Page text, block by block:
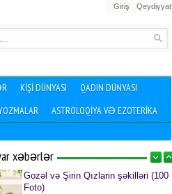
Qeydiyyat
Giriş
KIŞI DÜNYASI
QADIN DÜNYASI
ASTROLOQIYA VƏ EZOTERIKA
xəbərlər
Gozəl və Şirin Qızlarin şəkilləri (100
Foto)